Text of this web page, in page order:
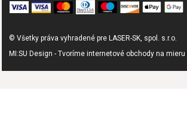
© Všetky práva vyhradené pre LASER-SK, spol. s.r.o.
MI:SU Design - Tvoríme internetové obchody na mieru |